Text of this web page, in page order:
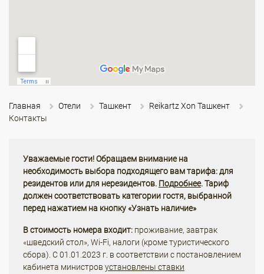
Главная Отели Ташкент
Reikartz Xon Ташкент
Контакты
Уважаемые гости! Обращаем внимание на
необходимость выбора подходящего вам тарифа: для
резидентов или для нерезидентов. Подробнее. Тариф
должен соответствовать категории гостя, выбранной
перед нажатием на кнопку «Узнать наличие»
В стоимость номера входит: проживание, завтрак
«шведский стол», Wi-Fi, налоги (кроме туристического
сбора). С 01.01.2023 г. в соответствии с постановлением
кабинета министров установлены ставки